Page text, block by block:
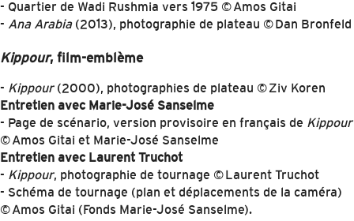
- Quartier de Wadi Rushmia vers 1975 © Amos Gitai
- Ana Arabia(2013), photographie de plateau © Dan Bronfeld
Kippour, film-emblème
- Kippour(2000), photographies de plateau © Ziv Koren
Entretien avec Marie-José Sanselme
- Page de scénario, version provisoire en français de Kippour
© Amos Gitai et Marie-José Sanselme
Entretien avec Laurent Truchot
- Kippour, photographie de tournage © Laurent Truchot
- Schéma de tournage (plan et déplacements de la caméra)
© Amos Gitai (Fonds Marie-José Sanselme).